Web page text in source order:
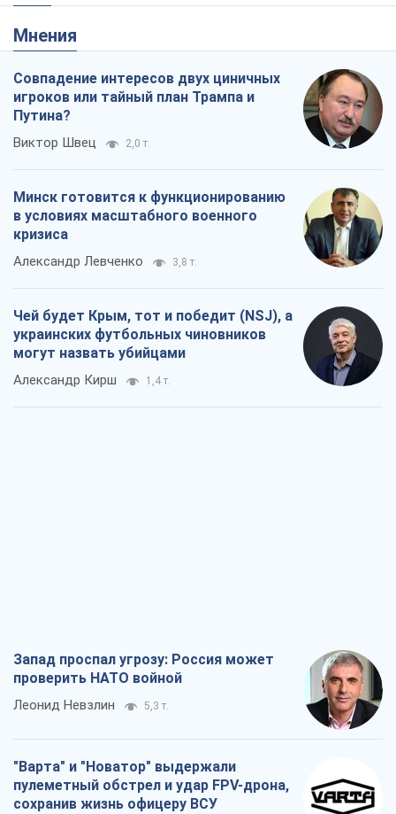
Мнения
Совпадение интересов двух циничных
игроков или тайный план Трампа и
Путина?
Виктор Швец 2,0 т.
Минск готовится к функционированию
в условиях масштабного военного
кризиса
Александр Левченко 3,8 т.
Чей будет Крым, тот и победит (NSJ), а
украинских футбольных чиновников
могут назвать убийцами
Александр Кирш 1,4 т.
Запад проспал угрозу: Россия может
проверить НАТО войной
Леонид Невзлин 5,3 т.
"Варта" и "Новатор" выдержали
пулеметный обстрел и удар FPV-дрона,
сохранив жизнь офицеру ВСУ